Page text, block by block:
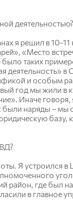
деятельностью?
я решил в 10-
«Место
было таких
и особым
год мы жили в
Иначе говоря,
были наряды –
базу,
Я устроился
район, где был
в главное